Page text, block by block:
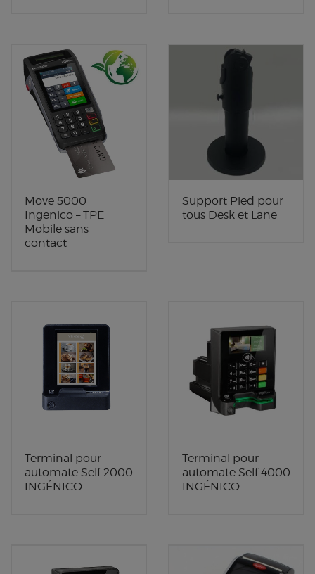
Move 5000
Ingenico – TPE
Mobile sans
contact
Support Pied pour
tous Desk et Lane
Terminal pour
automate Self 2000
INGÉNICO
Terminal pour
automate Self 4000
INGÉNICO